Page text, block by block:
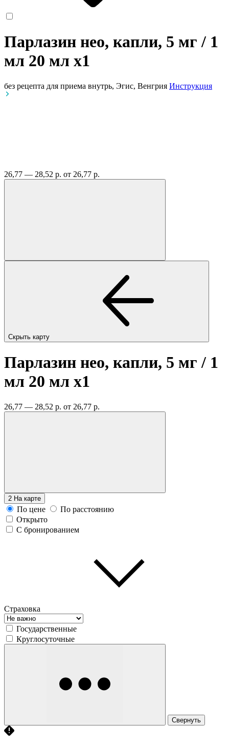
Парлазин нео, капли, 5 мг / 1
мл 20 мл x1
без рецепта для приема внутрь, Эгис, Венгрия Инструкция
26,77 — 28,52 р. от 26,77 р.
Скрыть карту
Парлазин нео, капли, 5 мг / 1
мл 20 мл x1
26,77 — 28,52 р. от 26,77 р.
2 На карте
По цене
По расстоянию
Открыто
С бронированием
Страховка
Государственные
Круглосуточные
Свернуть